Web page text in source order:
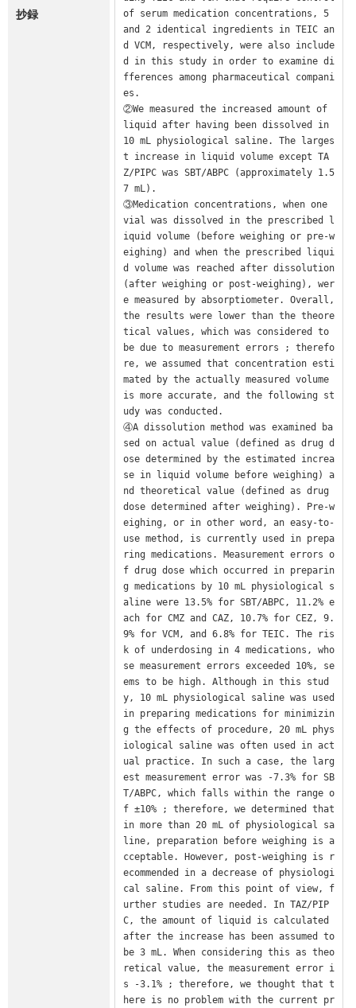
抄録
of serum medication concentrations, 5
and 2 identical ingredients in TEIC an
d VCM, respectively, were also include
d in this study in order to examine di
fferences among pharmaceutical compani
es.
②We measured the increased amount of
liquid after having been dissolved in
10 mL physiological saline. The larges
t increase in liquid volume except TA
Z/PIPC was SBT/ABPC (approximately 1.5
7 mL).
③Medication concentrations, when one
vial was dissolved in the prescribed l
iquid volume (before weighing or pre-w
eighing) and when the prescribed liqui
d volume was reached after dissolution
(after weighing or post-weighing), wer
e measured by absorptiometer. Overall,
the results were lower than the theore
tical values, which was considered to
be due to measurement errors ; therefo
re, we assumed that concentration esti
mated by the actually measured volume
is more accurate, and the following st
udy was conducted.
④A dissolution method was examined ba
sed on actual value (defined as drug d
ose determined by the estimated increa
se in liquid volume before weighing) a
nd theoretical value (defined as drug
dose determined after weighing). Pre-w
eighing, or in other word, an easy-to-
use method, is currently used in prepa
ring medications. Measurement errors o
f drug dose which occurred in preparin
g medications by 10 mL physiological s
aline were 13.5% for SBT/ABPC, 11.2% e
ach for CMZ and CAZ, 10.7% for CEZ, 9.
9% for VCM, and 6.8% for TEIC. The ris
k of underdosing in 4 medications, who
se measurement errors exceeded 10%, se
ems to be high. Although in this stud
y, 10 mL physiological saline was used
in preparing medications for minimizin
g the effects of procedure, 20 mL phys
iological saline was often used in act
ual practice. In such a case, the larg
est measurement error was -7.3% for SB
T/ABPC, which falls within the range o
f ±10% ; therefore, we determined that
in more than 20 mL of physiological sa
line, preparation before weighing is a
cceptable. However, post-weighing is r
ecommended in a decrease of physiologi
cal saline. From this point of view, f
urther studies are needed. In TAZ/PIP
C, the amount of liquid is calculated
after the increase has been assumed to
be 3 mL. When considering this as theo
retical value, the measurement error i
s -3.1% ; therefore, we thought that t
here is no problem with the current pr